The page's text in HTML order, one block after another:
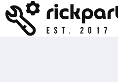
naar
de
inhoud